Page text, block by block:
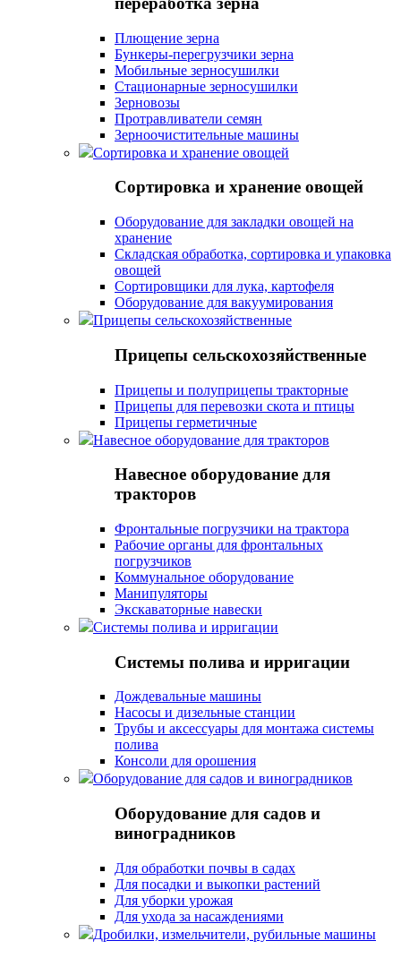
Плющение зерна
Бункеры-перегрузчики зерна
Мобильные зерносушилки
Стационарные зерносушилки
Зерновозы
Протравливатели семян
Зерноочистительные машины
Сортировка и хранение овощей
Сортировка и хранение овощей
Оборудование для закладки овощей на
хранение
Складская обработка, сортировка и упаковка
овощей
Сортировщики для лука, картофеля
Оборудование для вакуумирования
Прицепы сельскохозяйственные
Прицепы сельскохозяйственные
Прицепы и полуприцепы тракторные
Прицепы для перевозки скота и птицы
Прицепы герметичные
Навесное оборудование для тракторов
Навесное оборудование для
тракторов
Фронтальные погрузчики на трактора
Рабочие органы для фронтальных
погрузчиков
Коммунальное оборудование
Манипуляторы
Экскаваторные навески
Системы полива и ирригации
Системы полива и ирригации
Дождевальные машины
Насосы и дизельные станции
Трубы и аксессуары для монтажа системы
полива
Консоли для орошения
Оборудование для садов и виноградников
Оборудование для садов и
виноградников
Для обработки почвы в садах
Для посадки и выкопки растений
Для уборки урожая
Для ухода за насаждениями
Дробилки, измельчители, рубильные машины